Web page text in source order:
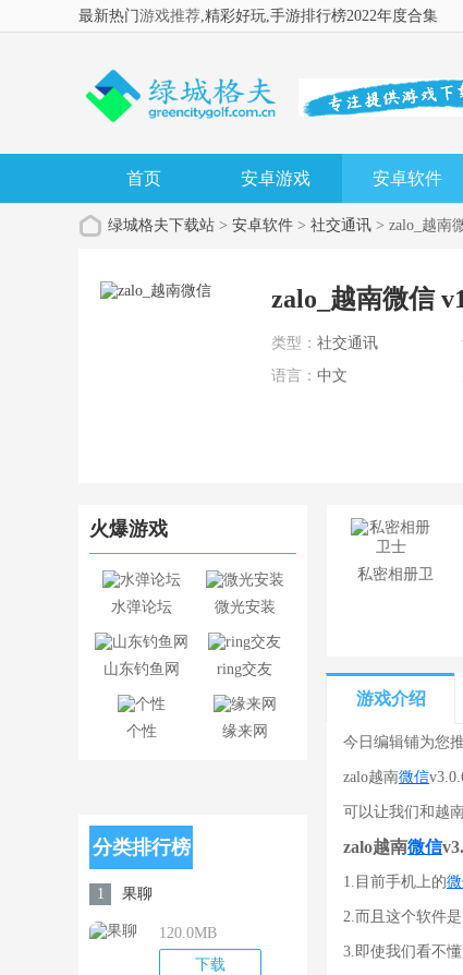
最新热门游戏推荐,精彩好玩,手游排行榜2022年度合集
首页 安卓游戏 安卓软件
绿城格夫下载站 > 安卓软件 > 社交通讯 > zalo_越南
zalo_越南微信
类型： 社交通讯
语言： 中文
火爆游戏
水弹论坛 微光安装
山东钓鱼网 ring交友
个性 缘来网
分类排行榜
1 果聊
120.0MB
下载
​私密相册卫
游戏介绍
今日编辑铺为您
zalo越南微信
可以让我们和越
zalo越南微信
1.目前手机上的
2.而且这个软件
3.即使我们看不